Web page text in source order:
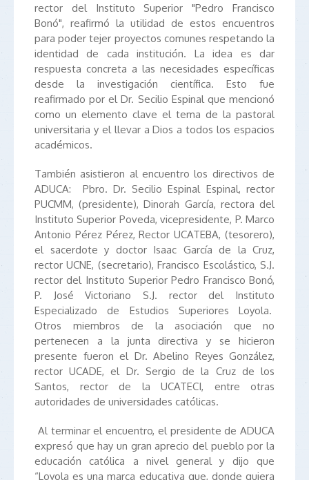
rector del Instituto Superior "Pedro Francisco
Bonó", reafirmó la utilidad de estos encuentros
para poder tejer proyectos comunes respetando la
identidad de cada institución. La idea es dar
respuesta concreta a las necesidades específicas
desde la investigación científica. Esto fue
reafirmado por el Dr. Secilio Espinal que mencionó
como un elemento clave el tema de la pastoral
universitaria y el llevar a Dios a todos los espacios
académicos.
También asistieron al encuentro los directivos de
ADUCA: Pbro. Dr. Secilio Espinal Espinal, rector
PUCMM, (presidente), Dinorah García, rectora del
Instituto Superior Poveda, vicepresidente, P. Marco
Antonio Pérez Pérez, Rector UCATEBA, (tesorero),
el sacerdote y doctor Isaac García de la Cruz,
rector UCNE, (secretario), Francisco Escolástico, S.J.
rector del Instituto Superior Pedro Francisco Bonó,
P. José Victoriano S.J. rector del Instituto
Especializado de Estudios Superiores Loyola.
Otros miembros de la asociación que no
pertenecen a la junta directiva y se hicieron
presente fueron el Dr. Abelino Reyes González,
rector UCADE, el Dr. Sergio de la Cruz de los
Santos, rector de la UCATECI, entre otras
autoridades de universidades católicas.
Al terminar el encuentro, el presidente de ADUCA
expresó que hay un gran aprecio del pueblo por la
educación católica a nivel general y dijo que
“Loyola es una marca educativa que, donde quiera